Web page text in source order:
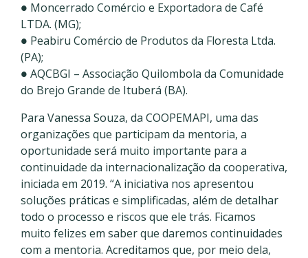
● Moncerrado Comércio e Exportadora de Café
LTDA. (MG);
● Peabiru Comércio de Produtos da Floresta Ltda.
(PA);
● AQCBGI – Associação Quilombola da Comunidade
do Brejo Grande de Ituberá (BA).
Para Vanessa Souza, da COOPEMAPI, uma das
organizações que participam da mentoria, a
oportunidade será muito importante para a
continuidade da internacionalização da cooperativa,
iniciada em 2019. “A iniciativa nos apresentou
soluções práticas e simplificadas, além de detalhar
todo o processo e riscos que ele trás. Ficamos
muito felizes em saber que daremos continuidades
com a mentoria. Acreditamos que, por meio dela,